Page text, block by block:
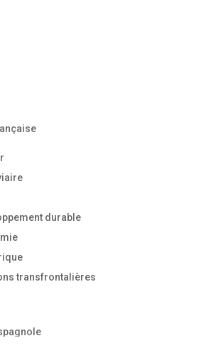
durable
transfrontalières